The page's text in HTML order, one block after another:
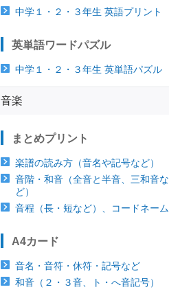
中学１・２・３年生 英語プリント
英単語ワードパズル
中学１・２・３年生 英単語パズル
音楽
まとめプリント
楽譜の読み方（音名や記号など）
音階・和音（全音と半音、三和音な
ど）
音程（長・短など）、コードネーム
A4カード
音名・音符・休符・記号など
和音（２・３音、ト・へ音記号）